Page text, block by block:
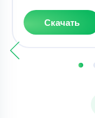
Скачать